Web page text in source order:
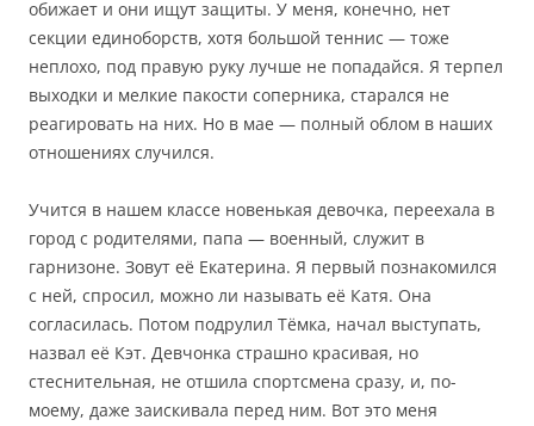
обижает и они ищут защиты. У меня, конечно, нет
секции единоборств, хотя большой теннис — тоже
неплохо, под правую руку лучше не попадайся. Я терпел
выходки и мелкие пакости соперника, старался не
реагировать на них. Но в мае — полный облом в наших
отношениях случился.
Учится в нашем классе новенькая девочка, переехала в
город с родителями, папа — военный, служит в
гарнизоне. Зовут её Екатерина. Я первый познакомился
с ней, спросил, можно ли называть её Катя. Она
согласилась. Потом подрулил Тёмка, начал выступать,
назвал её Кэт. Девчонка страшно красивая, но
стеснительная, не отшила спортсмена сразу, и, по-
моему, даже заискивала перед ним. Вот это меня